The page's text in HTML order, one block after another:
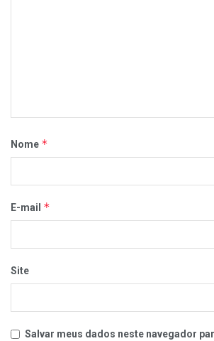
Nome *
E-mail *
Site
Salvar meus dados neste navegador